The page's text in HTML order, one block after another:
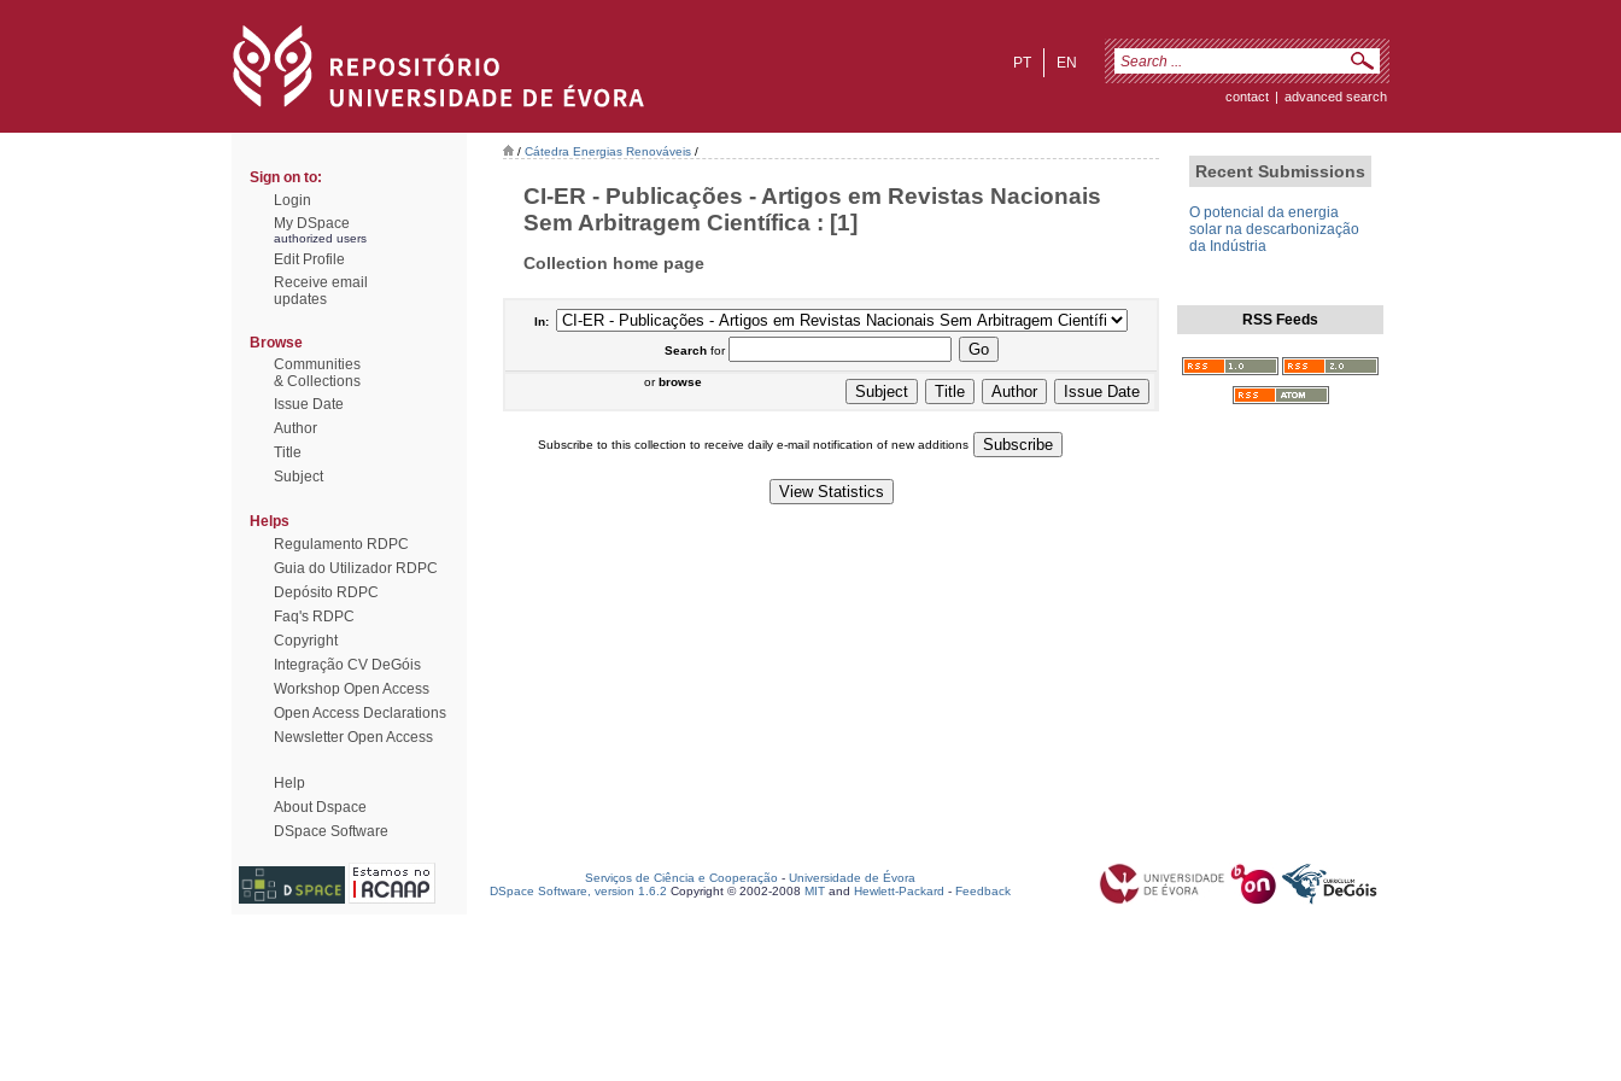
EN
PT
contact | advanced search
Sign on to:
Login
My DSpace
authorized users
Edit Profile
Receive email
updates
Browse
Communities
& Collections
Issue Date
Author
Title
Subject
Helps
Regulamento RDPC
Guia do Utilizador RDPC
Depósito RDPC
Faq's RDPC
Copyright
Integração CV DeGóis
Workshop Open Access
Open Access Declarations
Newsletter Open Access
Help
About Dspace
DSpace Software
/ Cátedra Energias Renováveis /
CI-ER - Publicações - Artigos em Revistas Nacionais
Sem Arbitragem Científica : [1]
Collection home page
In:
Searchfor
orbrowse
Subscribe to this collection to receive daily e-mail notification of new additions
Recent Submissions
O potencial da energia
solar na descarbonização
da Indústria
RSS Feeds
Serviços de Ciência e Cooperação - Universidade de Évora
DSpace Software, version 1.6.2 Copyright © 2002-2008 MIT and Hewlett-Packard - Feedback